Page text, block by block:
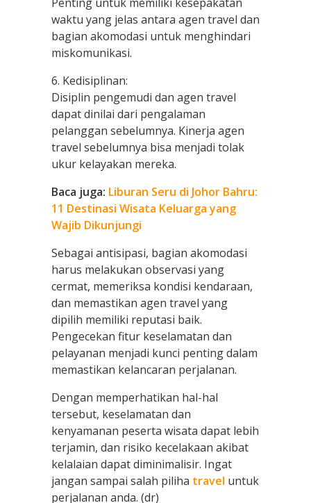
waktu yang jelas antara agen travel dan
bagian akomodasi untuk menghindari
miskomunikasi.
6. Kedisiplinan:
Disiplin pengemudi dan agen travel
dapat dinilai dari pengalaman
pelanggan sebelumnya. Kinerja agen
travel sebelumnya bisa menjadi tolak
ukur kelayakan mereka.
Baca juga: Liburan Seru di Johor Bahru:
11 Destinasi Wisata Keluarga yang
Wajib Dikunjungi
Sebagai antisipasi, bagian akomodasi
harus melakukan observasi yang
cermat, memeriksa kondisi kendaraan,
dan memastikan agen travel yang
dipilih memiliki reputasi baik.
Pengecekan fitur keselamatan dan
pelayanan menjadi kunci penting dalam
memastikan kelancaran perjalanan.
Dengan memperhatikan hal-hal
tersebut, keselamatan dan
kenyamanan peserta wisata dapat lebih
terjamin, dan risiko kecelakaan akibat
kelalaian dapat diminimalisir. Ingat
jangan sampai salah piliha travel untuk
perjalanan anda. (dr)